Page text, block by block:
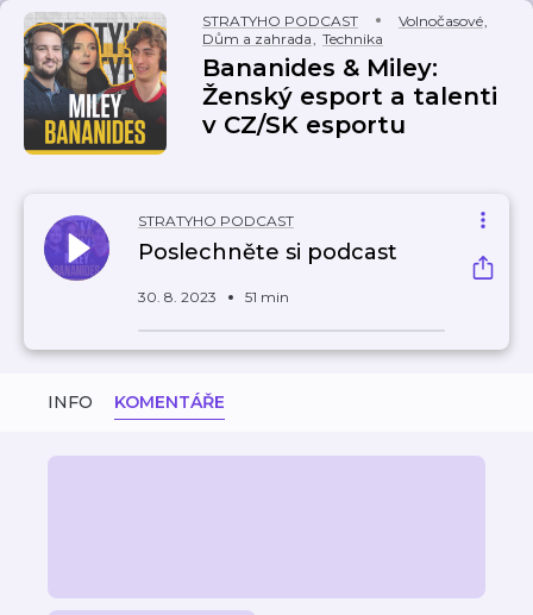
STRATYHO PODCAST Volnočasové,
Dům a zahrada, Technika
Bananides & Miley:
Ženský esport a talenti
v CZ/SK esportu
STRATYHO PODCAST
Poslechněte si podcast
30. 8. 2023 51 min
INFO KOMENTÁŘE